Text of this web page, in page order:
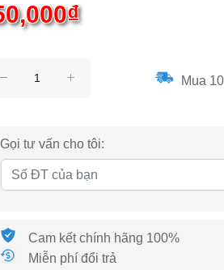
Mua
Gọi tư vấn cho tôi:
Cam kết chính hãng 100%
Miễn phí đổi trả